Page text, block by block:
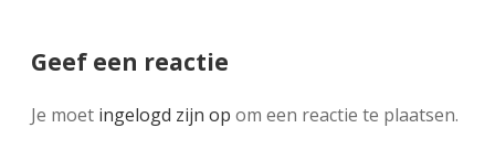
Geef een reactie
Je moet ingelogd zijn op om een reactie te plaatsen.